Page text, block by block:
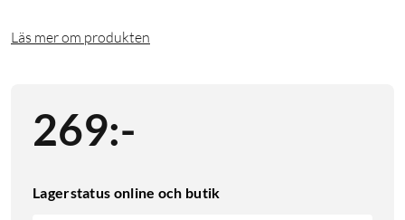
Läs mer om produkten
269:-
Lagerstatus online och butik